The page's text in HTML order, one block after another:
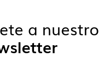
a nuestro